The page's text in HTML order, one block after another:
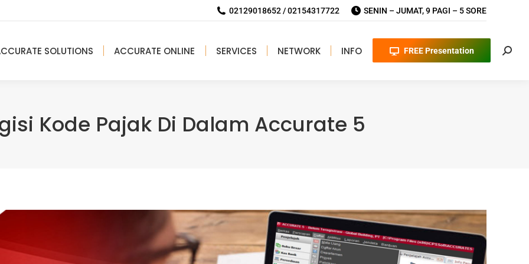
02129018652 / 02154317722 SENIN – JUMAT, 9 PAGI – 5 SORE
SOLUTIONS ACCURATE ONLINE SERVICES NETWORK INFO FREE Presentation
Kode Pajak Di Dalam Accurate 5